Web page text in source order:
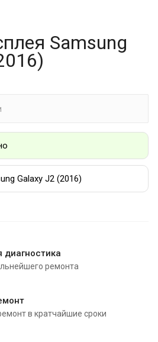
Samsung
Galaxy J2 (2016)
диагностика
ремонта
в кратчайшие сроки